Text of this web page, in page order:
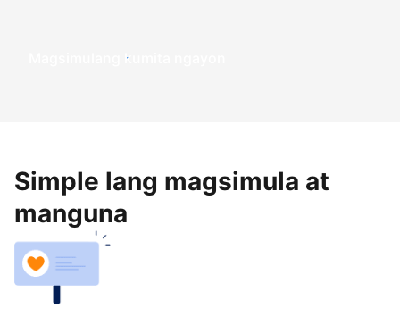
Magsimulang kumita ngayon
Simple lang magsimula at
manguna